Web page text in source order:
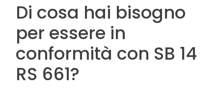
Di cosa hai bisogno
per essere in
conformità con SB 14
RS 661?